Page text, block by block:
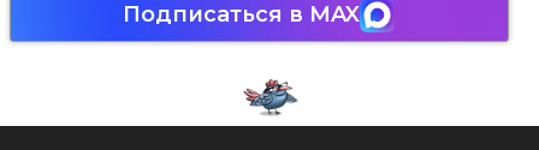
Подписаться в MAX